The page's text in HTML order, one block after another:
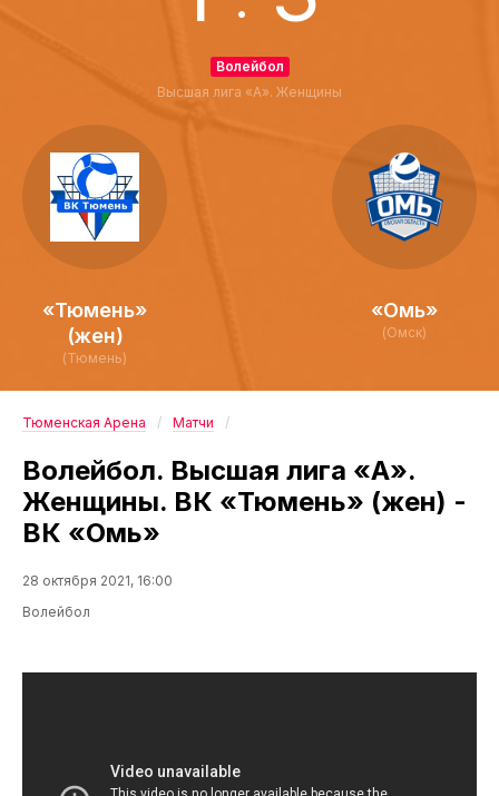
«Тюмень»
(жен)
(Тюмень)
Волейбол
Высшая лига «А». Женщины
«Омь»
(Омск)
Тюменская Арена Матчи
Волейбол. Высшая лига «А».
Женщины. ВК «Тюмень» (жен) -
ВК «Омь»
28 октября 2021, 16:00
Волейбол